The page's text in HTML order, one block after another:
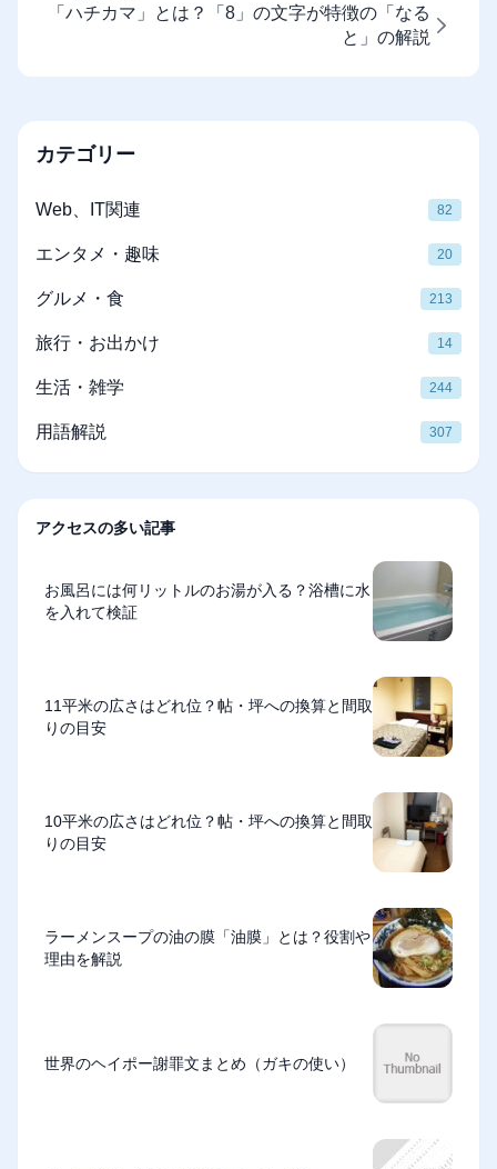
「ハチカマ」とは？「8」の文字が特徴の「なる
と」の解説
カテゴリー
Web、IT関連 82
エンタメ・趣味 20
グルメ・食 213
旅行・お出かけ 14
生活・雑学 244
用語解説 307
アクセスの多い記事
お風呂には何リットルのお湯が入る？浴槽に水
を入れて検証
11平米の広さはどれ位？帖・坪への換算と間取
りの目安
10平米の広さはどれ位？帖・坪への換算と間取
りの目安
ラーメンスープの油の膜「油膜」とは？役割や
理由を解説
世界のヘイポー謝罪文まとめ（ガキの使い）